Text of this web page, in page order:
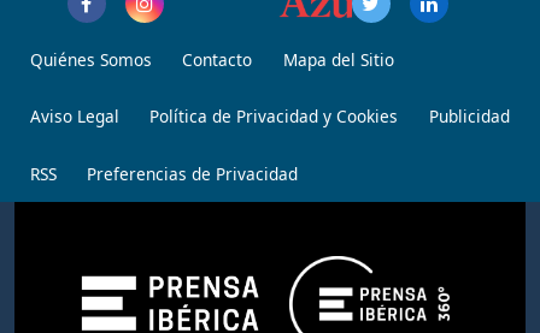
Quiénes Somos Contacto Mapa del Sitio
Aviso Legal Política de Privacidad y Cookies Publicidad
RSS Preferencias de Privacidad